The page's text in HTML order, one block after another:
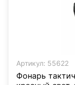
Артикул: 55622
Фонарь